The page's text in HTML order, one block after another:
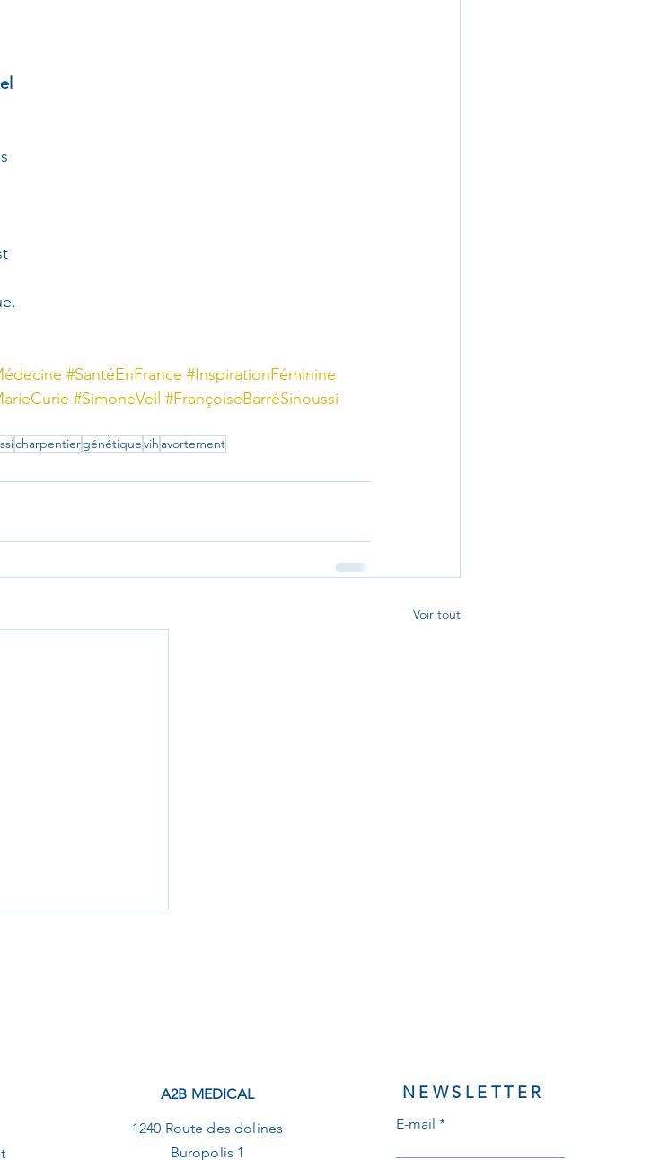
#SantéEnFrance #InspirationFéminine
#SimoneVeil #FrançoiseBarréSinoussi
charpentiergénétiquevih avortement
Voir tout
Florence
: La pionnière de
infirmière
A2B MEDICAL
1240 Route des dolines
Buropolis 1
NEWSLETTER
E-mail